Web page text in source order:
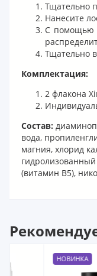
Тщательно
Нанесите
С помощью
Тщательно
Комплектация:
2 флакона
Состав:
вода,
магния, хлорид
(витамин B5),